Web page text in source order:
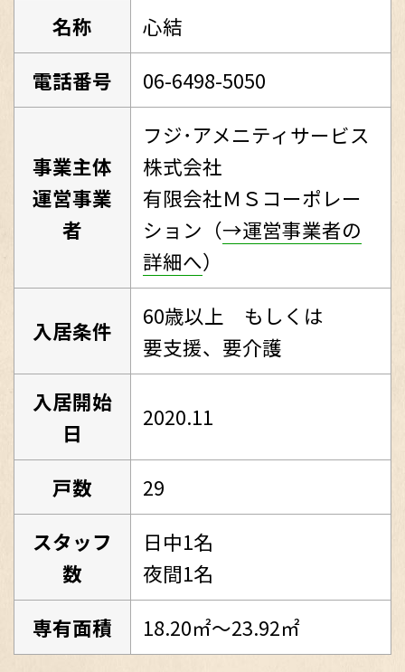
名称
心結
電話番号
06-6498-5050
事業主体
運営事業
者
フジ･アメニティサービス
株式会社
有限会社ＭＳコーポレー
ション（→運営事業者の
詳細へ）
入居条件
60歳以上 もしくは
要支援、要介護
入居開始
日
2020.11
戸数
29
スタッフ
数
日中1名
夜間1名
専有面積
18.20㎡～23.92㎡